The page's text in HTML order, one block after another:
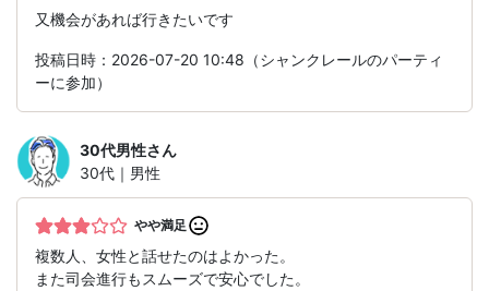
又機会があれば行きたいです
投稿日時：2026-07-20 10:48（シャンクレールのパーティ
ーに参加）
30代男性さん
30代｜男性
やや満足
複数人、女性と話せたのはよかった。
また司会進行もスムーズで安心でした。